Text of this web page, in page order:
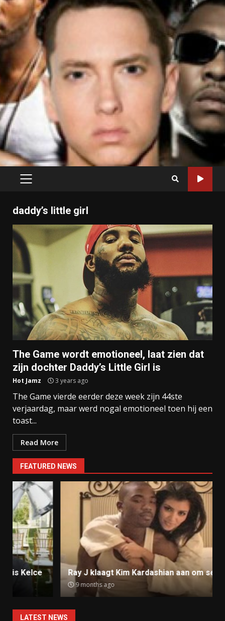
PRIMARY
daddy’s little girl
The Game wordt emotioneel, laat zien dat
zijn dochter Daddy’s Little Girl is
Hot Jamz 3 years ago
The Game vierde eerder deze week zijn 44ste
verjaardag, maar werd nogal emotioneel toen hij een
toast...
Read More
FEATURED NEWS
Ray J klaagt Kim Kardashian aan om sekstape
9 months ago
LATEST NEWS